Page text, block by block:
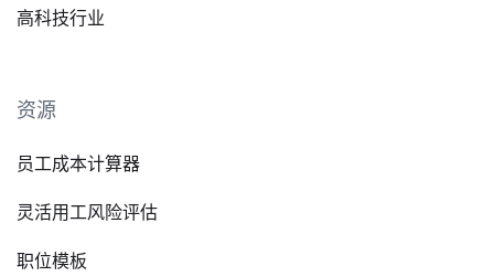
高科技行业
资源
员工成本计算器
灵活用工风险评估
职位模板